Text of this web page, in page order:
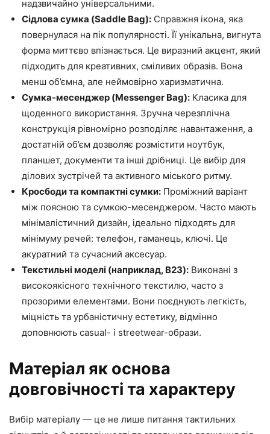
надзвичайно універсальними.
Сідлова сумка (Saddle Bag): Справжня ікона, яка
повернулася на пік популярності. Її унікальна, вигнута
форма миттєво впізнається. Це виразний акцент, який
підходить для креативних, сміливих образів. Вона
менш об’ємна, але неймовірно харизматична.
Сумка-месенджер (Messenger Bag): Класика для
щоденного використання. Зручна черезплічна
конструкція рівномірно розподіляє навантаження, а
достатній об’єм дозволяє розмістити ноутбук,
планшет, документи та інші дрібниці. Це вибір для
ділових зустрічей та активного міського ритму.
Кросбоди та компактні сумки: Проміжний варіант
між поясною та сумкою-месенджером. Часто мають
мінімалістичний дизайн, ідеально підходять для
мінімуму речей: телефон, гаманець, ключі. Це
акуратний та сучасний аксесуар.
Текстильні моделі (наприклад, B23): Виконані з
високоякісного технічного текстилю, часто з
прозорими елементами. Вони поєднують легкість,
міцність та урбаністичну естетику, відмінно
доповнюють casual- і streetwear-образи.
Матеріал як основа
довговічності та характеру
Вибір матеріалу — це не лише питання тактильних